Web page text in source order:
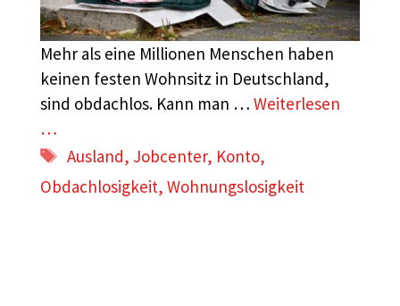
Mehr als eine Millionen Menschen haben
keinen festen Wohnsitz in Deutschland,
sind obdachlos. Kann man … Weiterlesen
…
Schlagwörter
Ausland, Jobcenter, Konto,
Obdachlosigkeit, Wohnungslosigkeit